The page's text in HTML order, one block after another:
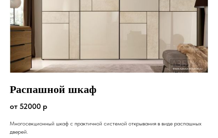
Распашной шкаф
от 52000 р
Многосекционный шкаф с практичной системой открывания в виде распашных
дверей.